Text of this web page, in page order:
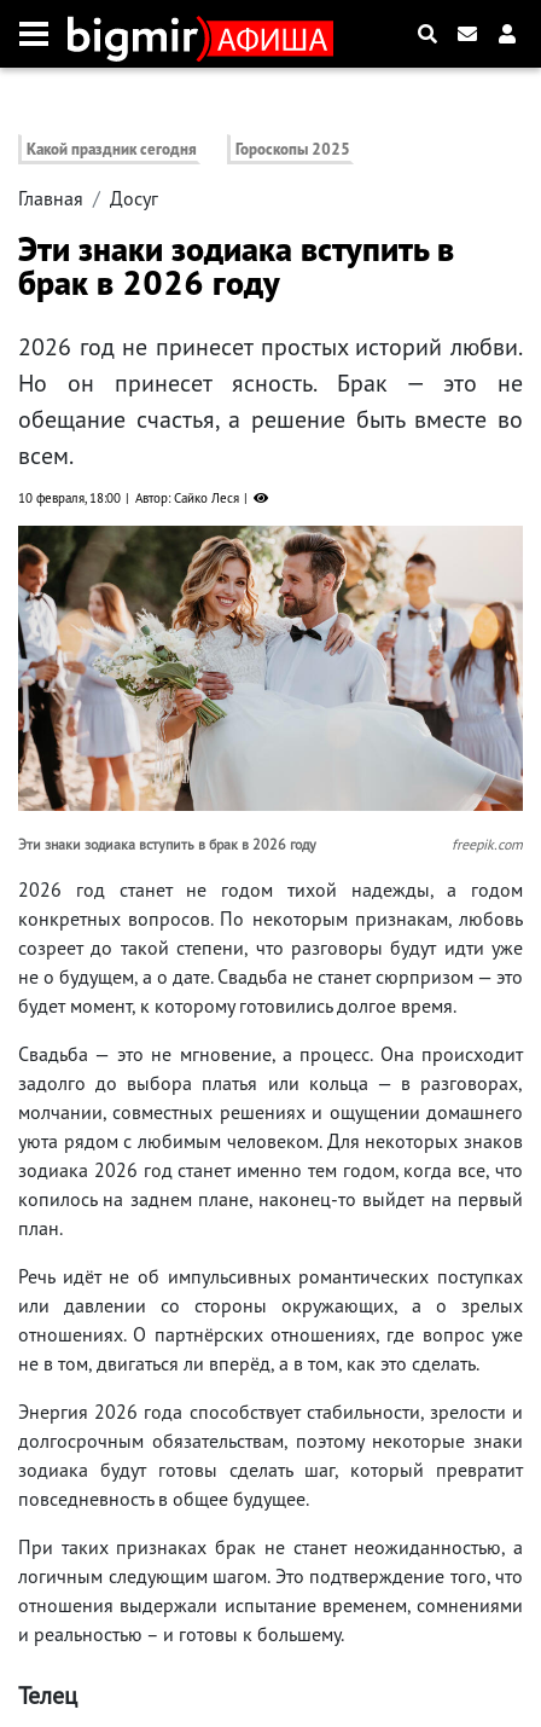
Какой праздник сегодня Гороскопы 2025
Главная Досуг
Эти знаки зодиака вступить в
брак в 2026 году
2026 год не принесет простых историй любви.
Но он принесет ясность. Брак — это не
обещание счастья, а решение быть вместе во
всем.
10 февраля, 18:00 Автор: Сайко Леся
Эти знаки зодиака вступить в брак в 2026 году freepik.com
2026 год станет не годом тихой надежды, а годом
конкретных вопросов. По некоторым признакам, любовь
созреет до такой степени, что разговоры будут идти уже
не о будущем, а о дате. Свадьба не станет сюрпризом — это
будет момент, к которому готовились долгое время.
Свадьба — это не мгновение, а процесс. Она происходит
задолго до выбора платья или кольца — в разговорах,
молчании, совместных решениях и ощущении домашнего
уюта рядом с любимым человеком. Для некоторых знаков
зодиака 2026 год станет именно тем годом, когда все, что
копилось на заднем плане, наконец-то выйдет на первый
план.
Речь идёт не об импульсивных романтических поступках
или давлении со стороны окружающих, а о зрелых
отношениях. О партнёрских отношениях, где вопрос уже
не в том, двигаться ли вперёд, а в том, как это сделать.
Энергия 2026 года способствует стабильности, зрелости и
долгосрочным обязательствам, поэтому некоторые знаки
зодиака будут готовы сделать шаг, который превратит
повседневность в общее будущее.
При таких признаках брак не станет неожиданностью, а
логичным следующим шагом. Это подтверждение того, что
отношения выдержали испытание временем, сомнениями
и реальностью – и готовы к большему.
Телец